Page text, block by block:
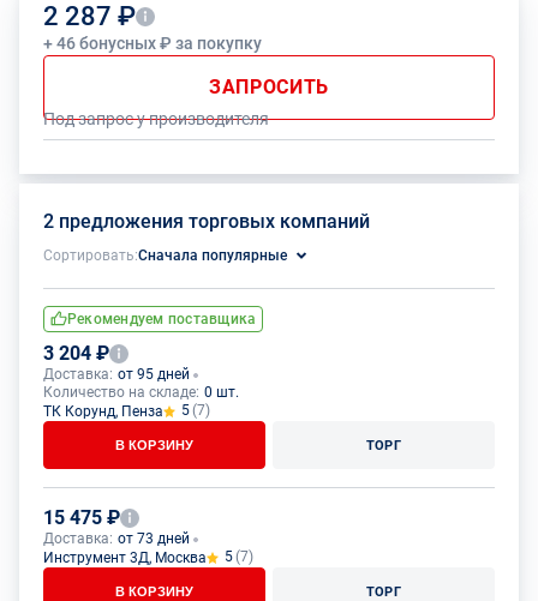
2 287 ₽
+ 46 бонусных ₽ за покупку
ЗАПРОСИТЬ
Под запрос у производителя
2 предложения торговых компаний
Сортировать:Сначала популярные
Рекомендуем поставщика
3 204 ₽
Доставка: от 95 дней
Количество на складе: 0 шт.
ТК Корунд, Пенза
5(7)
В КОРЗИНУ ТОРГ
15 475 ₽
Доставка: от 73 дней
Инструмент 3Д, Москва
5(7)
В КОРЗИНУ ТОРГ